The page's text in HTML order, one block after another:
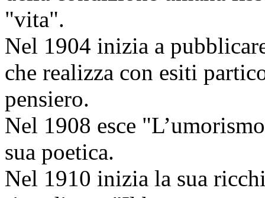
"vita".
Nel 1904 inizia a
che realizza con esiti
pensiero.
Nel 1908 esce
sua poetica.
Nel 1910 inizia la sua